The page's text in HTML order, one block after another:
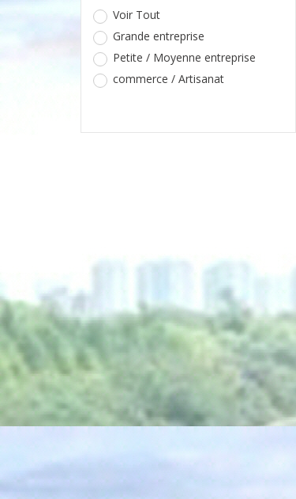
Voir Tout
Grande entreprise
Petite / Moyenne entreprise
commerce / Artisanat